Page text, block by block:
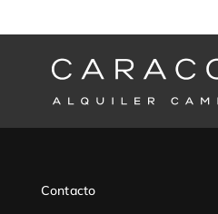
Contacto